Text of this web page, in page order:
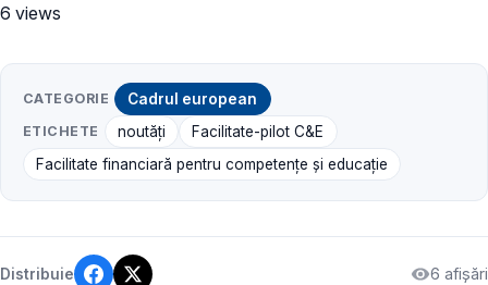
6 views
CATEGORIE Cadrul european
ETICHETE noutăți
Facilitate-pilot C&E
Facilitate financiară pentru competențe și educație
Distribuie 6 afișări